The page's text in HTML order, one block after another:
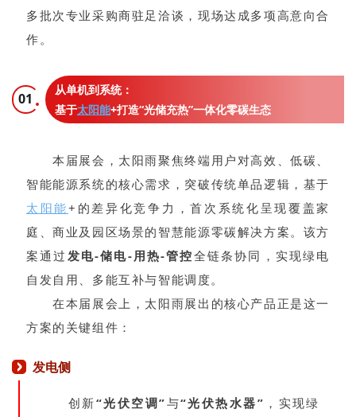
多批次专业采购商驻足洽谈，现场达成多项高意向合
作。
01
从单机到系统：
基于太阳能+打造“光储充热”一体化零碳生态
本届展会，太阳雨聚焦终端用户对高效、低碳、
智能能源系统的核心需求，突破传统单品逻辑，基于
太阳能+的差异化竞争力，首次系统化呈现覆盖家
庭、商业及园区场景的智慧能源零碳解决方案。 该方
案通过 发电-储电-用热-管控全链条协同，实现绿电
自发自用、多能互补与智能调度。
在本届展会上，太阳雨展出的核心产品正是这一
方案的关键组件：
发电侧
创新“光伏空调”与“光伏热水器” ，实现绿